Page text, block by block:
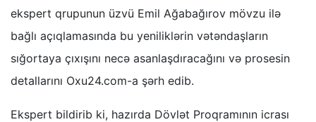
ekspert qrupunun üzvü Emil Ağabağırov mövzu ilə
bağlı açıqlamasında bu yeniliklərin vətəndaşların
sığortaya çıxışını necə asanlaşdıracağını və prosesin
detallarını Oxu24.com-a şərh edib.
Ekspert bildirib ki, hazırda Dövlət Proqramının icrası